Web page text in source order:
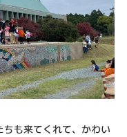
ちも来てくれて、かわい